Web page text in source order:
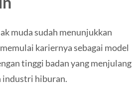
muda sudah menunjukkan
kariernya sebagai model
tinggi badan yang menjulang
industri hiburan.